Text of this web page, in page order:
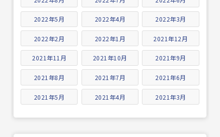
2022年5月 2022年4月 2022年3月
2022年2月 2022年1月 2021年12月
2021年11月 2021年10月 2021年9月
2021年8月 2021年7月 2021年6月
2021年5月 2021年4月 2021年3月